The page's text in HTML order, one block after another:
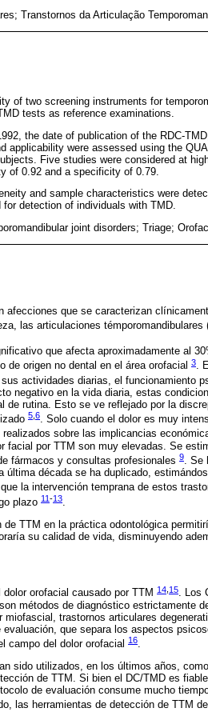
Transtornos da Articulação
of two screening instruments for
tests as reference examinations.
the date of publication of the RDC-
applicability were assessed using the
Five studies were considered at
of 0.92 and a specificity of 0.79.
and sample characteristics were
detection of individuals with TMD.
joint disorders; Triage;
afecciones que se caracterizan
las articulaciones témporomandibulares
que afecta aproximadamente al
de origen no dental en el área orofacial 3.
actividades diarias, el funcionamiento
negativo en la vida diaria, estas
de rutina. Esto se ve reflejado por la
5 6. Solo cuando el dolor es muy
sobre las implicancias
facial por TTM son muy elevadas. Se
fármacos y consultas profesionales 9. Se
década se ha duplicado,
la intervención temprana de estos
plazo 11-13
TTM en la práctica odontológica
su calidad de vida, disminuyendo
orofacial causado por TTM 14 15. Los
métodos de diagnóstico estrictamente
trastornos articulares
que separa los aspectos
campo del dolor orofacial 16.
sido utilizados, en los últimos años,
de TTM. Si bien el DC/TMD es
de evaluación consume mucho
las herramientas de detección de TTM